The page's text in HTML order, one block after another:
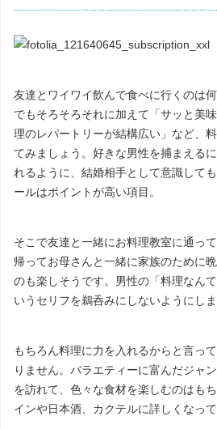
友達とワイワイ飲んで食べに行くのは
でもそろそろそれに加えて「サッと美
理のレパートリーが結構広い」など、
てみましょう。好きな男性を捕まえる
れるように、結婚相手として意識して
ールはポイントが高い項目。
そこで友達と一緒にお料理教室に通っ
帰ってお母さんと一緒に家族のために
のも楽しそうです。男性の「料理なん
いうセリフを鵜呑みにしないようにしま
もちろん料理に力を入れるからと言っ
りません。バラエティーに富んだジャ
を訪れて、色々な食材を楽しむのはも
インや日本酒、カクテルに詳しくなっ